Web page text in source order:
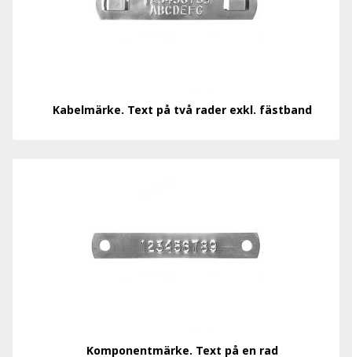
Kabelmärke. Text på två rader exkl. fästband
Komponentmärke. Text på en rad